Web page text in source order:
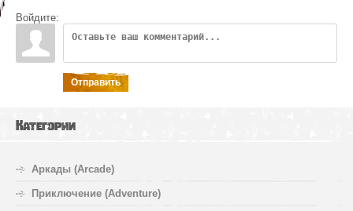
Войдите:
Отправить
Категории
Аркады (Arcade)
Приключение (Adventure)